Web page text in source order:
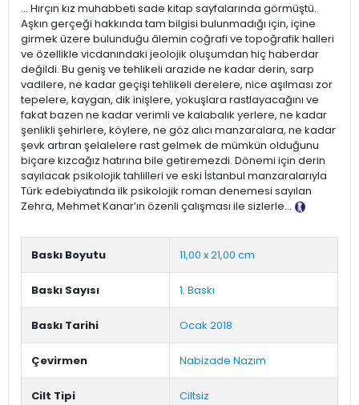
... Hırçın kız muhabbeti sade kitap sayfalarında görmüştü.
Aşkın gerçeği hakkında tam bilgisi bulunmadığı için, içine
girmek üzere bulunduğu âlemin coğrafi ve topoğrafik halleri
ve özellikle vicdanındaki jeolojik oluşumdan hiç haberdar
değildi. Bu geniş ve tehlikeli arazide ne kadar derin, sarp
vadilere, ne kadar geçişi tehlikeli derelere, nice aşılması zor
tepelere, kaygan, dik inişlere, yokuşlara rastlayacağını ve
fakat bazen ne kadar verimli ve kalabalık yerlere, ne kadar
şenlikli şehirlere, köylere, ne göz alıcı manzaralara, ne kadar
şevk artıran şelalelere rast gelmek de mümkün olduğunu
biçare kızcağız hatırına bile getiremezdi. Dönemi için derin
sayılacak psikolojik tahlilleri ve eski İstanbul manzaralarıyla
Türk edebiyatında ilk psikolojik roman denemesi sayılan
Zehra, Mehmet Kanar’ın özenli çalışması ile sizlerle...
Baskı Boyutu 11,00 x 21,00 cm
Baskı Sayısı 1. Baskı
Baskı Tarihi Ocak 2018
Çevirmen Nabizade Nazım
Cilt Tipi Ciltsiz